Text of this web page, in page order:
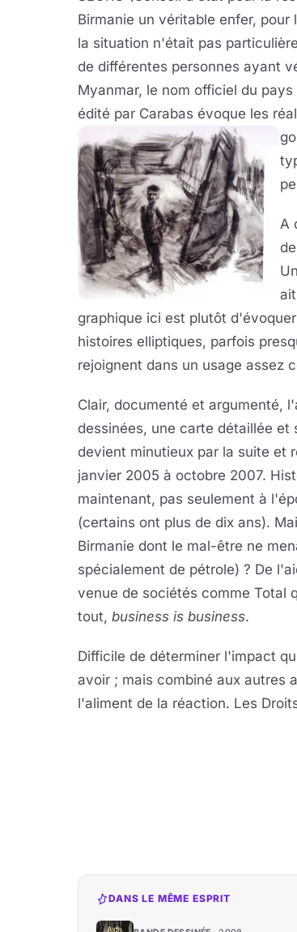
Birmanie un véritable enfer,
la situation n'était pas
de différentes personnes ayant
Myanmar, le nom officiel du
édité par Carabas évoque les
A
graphique ici est plutôt
histoires elliptiques, parfois
rejoignent dans un usage assez
Clair, documenté et argumenté,
dessinées, une carte détaillée
devient minutieux par la suite et
janvier 2005 à octobre 2007.
maintenant, pas seulement à
(certains ont plus de dix ans).
Birmanie dont le mal-être ne
spécialement de pétrole) ? De
venue de sociétés comme Total
tout, business is business.
Difficile de déterminer l'impact
avoir ; mais combiné aux autres
l'aliment de la réaction. Les
DANS LE MÊME ESPRIT